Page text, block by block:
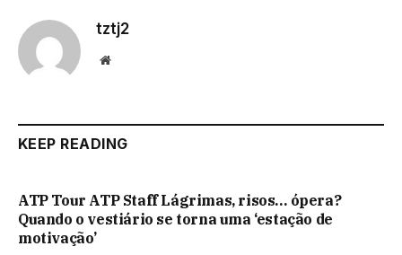
tztj2
Website
KEEP READING
ATP Tour ATP Staff Lágrimas, risos… ópera?
Quando o vestiário se torna uma ‘estação de
motivação’